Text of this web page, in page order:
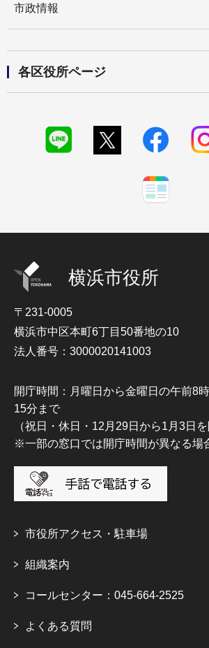
市政情報
各区役所ページ
横浜市役所
〒231-0005
横浜市中区本町6丁目50番地の10
法人番号：3000020141003
開庁時間：月曜日から金曜日の午前8
15分まで
（祝日・休日・12月29日から1月3日を
※一部の窓口では開庁時間が異なる場
市役所アクセス・駐車場
組織案内
コールセンター：045-664-2525
よくある質問